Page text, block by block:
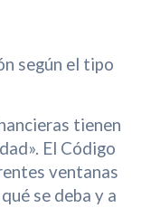
según el tipo
tienen
El Código
ventanas
se deba y a